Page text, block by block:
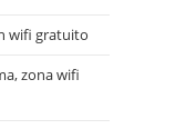
wifi gratuito
zona wifi